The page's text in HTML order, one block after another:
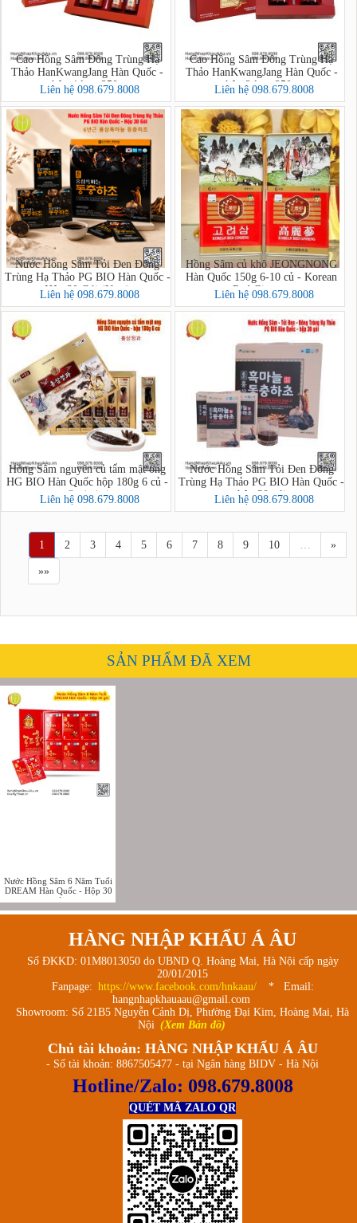
Cao Hồng Sâm Đông Trùng Hạ
Thảo HanKwangJang Hàn Quốc -
hộp 4 lọ x 250g
Liên hệ 098.679.8008
Cao Hồng Sâm Đông Trùng Hạ
Thảo HanKwangJang Hàn Quốc -
hộp 2 lọ x 250g
Liên hệ 098.679.8008
Nước Hồng Sâm Tỏi Đen Đông
Trùng Hạ Thảo PG BIO Hàn Quốc -
Hộp 30 Gói (New)
Liên hệ 098.679.8008
Hồng Sâm củ khô JEONGNONG
Hàn Quốc 150g 6-10 củ - Korean
Red Ginseng
Liên hệ 098.679.8008
Hồng Sâm nguyên củ tẩm mật ong
HG BIO Hàn Quốc hộp 180g 6 củ -
홍삼정과
Liên hệ 098.679.8008
Nước Hồng Sâm Tỏi Đen Đông
Trùng Hạ Thảo PG BIO Hàn Quốc -
hộp 30 gói
Liên hệ 098.679.8008
1 2 3 4 5 6 7 8 9 10 … »
»»
SẢN PHẨM ĐÃ XEM
Nước Hồng Sâm 6 Năm Tuổi
DREAM Hàn Quốc - Hộp 30
gói
HÀNG NHẬP KHẨU Á ÂU
Số ĐKKD: 01M8013050 do UBND Q. Hoàng Mai, Hà Nội cấp ngày
20/01/2015
Fanpage: https://www.facebook.com/hnkaau/
* Email:
hangnhapkhauaau@gmail.com
Showroom: Số 21B5 Nguyễn Cảnh Dị, Phường Đại Kim, Hoàng Mai, Hà
Nội (Xem Bản đồ)
Chủ tài khoản: HÀNG NHẬP KHẨU Á ÂU
- Số tài khoản: 8867505477 - tại Ngân hàng BIDV - Hà Nội
Hotline/Zalo: 098.679.8008
QUÉT MÃ ZALO QR